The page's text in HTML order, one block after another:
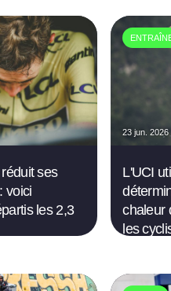
ses
voici
les 2,3
23 jun. 2026
L'UCI
chaleur
les